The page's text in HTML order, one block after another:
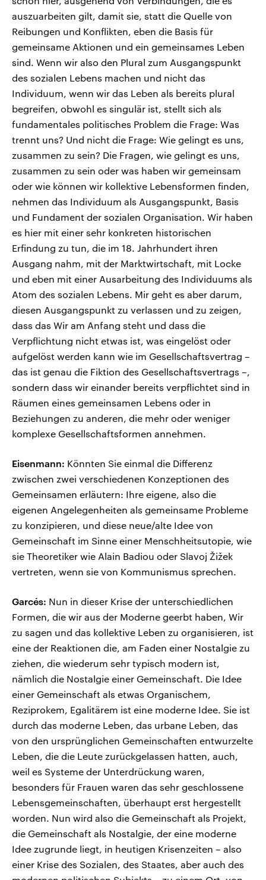
auszuarbeiten gilt, damit sie, statt die Quelle von
Reibungen und Konflikten, eben die Basis für
gemeinsame Aktionen und ein gemeinsames Leben
sind. Wenn wir also den Plural zum Ausgangspunkt
des sozialen Lebens machen und nicht das
Individuum, wenn wir das Leben als bereits plural
begreifen, obwohl es singulär ist, stellt sich als
fundamentales politisches Problem die Frage: Was
trennt uns? Und nicht die Frage: Wie gelingt es uns,
zusammen zu sein? Die Fragen, wie gelingt es uns,
zusammen zu sein oder was haben wir gemeinsam
oder wie können wir kollektive Lebensformen finden,
nehmen das Individuum als Ausgangspunkt, Basis
und Fundament der sozialen Organisation. Wir haben
es hier mit einer sehr konkreten historischen
Erfindung zu tun, die im 18. Jahrhundert ihren
Ausgang nahm, mit der Marktwirtschaft, mit Locke
und eben mit einer Ausarbeitung des Individuums als
Atom des sozialen Lebens. Mir geht es aber darum,
diesen Ausgangspunkt zu verlassen und zu zeigen,
dass das Wir am Anfang steht und dass die
Verpflichtung nicht etwas ist, was eingelöst oder
aufgelöst werden kann wie im Gesellschaftsvertrag –
das ist genau die Fiktion des Gesellschaftsvertrags –,
sondern dass wir einander bereits verpflichtet sind in
Räumen eines gemeinsamen Lebens oder in
Beziehungen zu anderen, die mehr oder weniger
komplexe Gesellschaftsformen annehmen.
Eisenmann: Könnten Sie einmal die Differenz
zwischen zwei verschiedenen Konzeptionen des
Gemeinsamen erläutern: Ihre eigene, also die
eigenen Angelegenheiten als gemeinsame Probleme
zu konzipieren, und diese neue/alte Idee von
Gemeinschaft im Sinne einer Menschheitsutopie, wie
sie Theoretiker wie Alain Badiou oder Slavoj Žižek
vertreten, wenn sie von Kommunismus sprechen.
Garcés: Nun in dieser Krise der unterschiedlichen
Formen, die wir aus der Moderne geerbt haben, Wir
zu sagen und das kollektive Leben zu organisieren, ist
eine der Reaktionen die, am Faden einer Nostalgie zu
ziehen, die wiederum sehr typisch modern ist,
nämlich die Nostalgie einer Gemeinschaft. Die Idee
einer Gemeinschaft als etwas Organischem,
Reziprokem, Egalitärem ist eine moderne Idee. Sie ist
durch das moderne Leben, das urbane Leben, das
von den ursprünglichen Gemeinschaften entwurzelte
Leben, die die Leute zurückgelassen hatten, auch,
weil es Systeme der Unterdrückung waren,
besonders für Frauen waren das sehr geschlossene
Lebensgemeinschaften, überhaupt erst hergestellt
worden. Nun wird also die Gemeinschaft als Projekt,
die Gemeinschaft als Nostalgie, der eine moderne
Idee zugrunde liegt, in heutigen Krisenzeiten – also
einer Krise des Sozialen, des Staates, aber auch des